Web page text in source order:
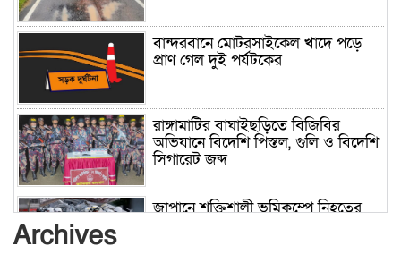
বান্দরবানে মোটরসাইকেল খাদে পড়ে
প্রাণ গেল দুই পর্যটকের
রাঙ্গামাটির বাঘাইছড়িতে বিজিবির
অভিযানে বিদেশি পিস্তল, গুলি ও বিদেশি
সিগারেট জব্দ
জাপানে শক্তিশালী ভূমিকম্পে নিহতের
Archives